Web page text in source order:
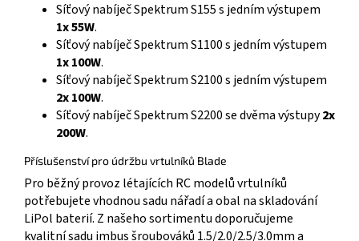
Síťový nabíječ Spektrum S155 s jedním výstupem
1x 55W.
Síťový nabíječ Spektrum S1100 s jedním výstupem
1x 100W.
Síťový nabíječ Spektrum S2100 s jedním výstupem
2x 100W.
Síťový nabíječ Spektrum S2200 se dvěma výstupy2x
200W.
Příslušenství pro údržbu vrtulníků Blade
Pro běžný provoz létajících RC modelů vrtulníků
potřebujete vhodnou sadu nářadí a obal na skladování
LiPol baterií. Z našeho sortimentu doporučujeme
kvalitní sadu imbus šroubováků 1.5/2.0/2.5/3.0mm a